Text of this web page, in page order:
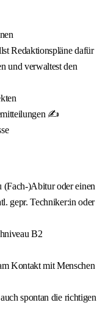
Redaktionspläne dafür
und verwaltest den
✍️
(Fach-)Abitur oder einen
gepr. Techniker:in oder
B2
Kontakt mit Menschen
spontan die richtigen